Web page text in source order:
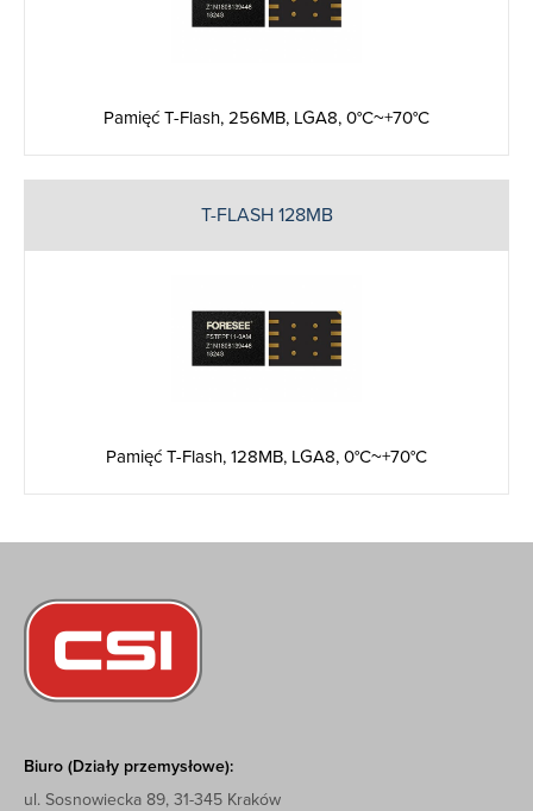
Pamięć T-Flash, 256MB, LGA8, 0°C~+70°C
T-FLASH 128MB
Pamięć T-Flash, 128MB, LGA8, 0°C~+70°C
Biuro (Działy przemysłowe):
ul. Sosnowiecka 89, 31-345 Kraków